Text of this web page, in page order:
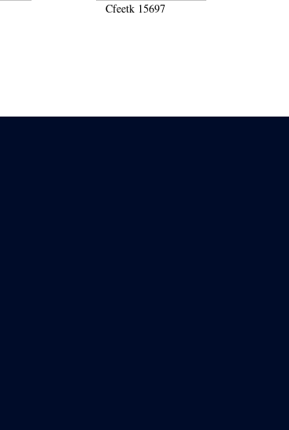
Cfeetk 15697